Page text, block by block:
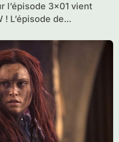
! L’épisode de...